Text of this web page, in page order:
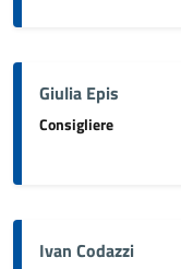
Giulia Epis
Consigliere
Ivan Codazzi